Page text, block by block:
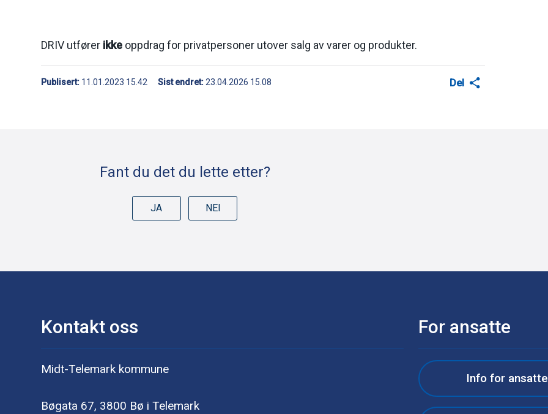
DRIV utfører ikke oppdrag for privatpersoner utover salg av varer og produkter.
Publisert 11.01.2023 15.42 Sist endret 23.04.2026 15.08 Del
Fant du det du lette etter?
JA NEI
Kontakt oss
Midt-Telemark kommune
Bøgata 67, 3800 Bø i Telemark
For ansatte
Info for ansatte